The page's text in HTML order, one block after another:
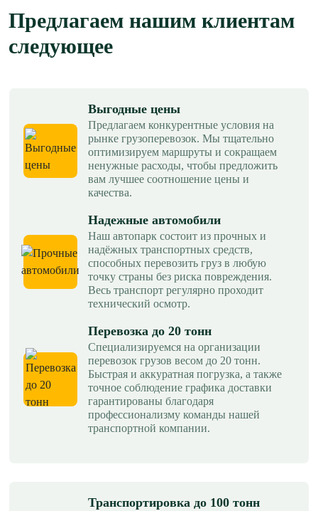
Предлагаем нашим клиентам
следующее
Выгодные цены
Предлагаем конкурентные условия на
рынке грузоперевозок. Мы тщательно
оптимизируем маршруты и сокращаем
ненужные расходы, чтобы предложить
вам лучшее соотношение цены и
качества.
Надежные автомобили
Наш автопарк состоит из прочных и
надёжных транспортных средств,
способных перевозить груз в любую
точку страны без риска повреждения.
Весь транспорт регулярно проходит
технический осмотр.
Перевозка до 20 тонн
Специализируемся на организации
перевозок грузов весом до 20 тонн.
Быстрая и аккуратная погрузка, а также
точное соблюдение графика доставки
гарантированы благодаря
профессионализму команды нашей
транспортной компании.
Транспортировка до 100 тонн